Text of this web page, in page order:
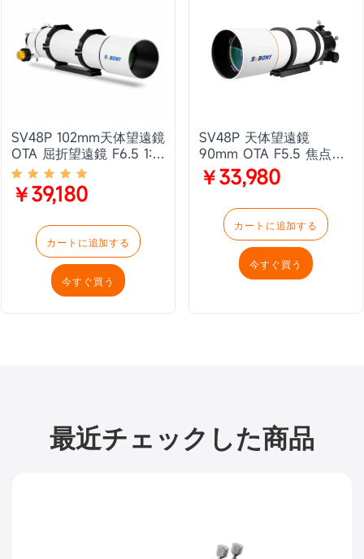
SV48P 102mm天体望遠鏡
OTA 屈折望遠鏡 F6.5 1:10
ギア比 AR反射防止コーテ
ィング デュアルスピード
フォーカシング天体観測
￥39,180
カートに追加する
今すぐ買う
SV48P 天体望遠鏡
90mm OTA F5.5 焦点距
離500mm FMC RAP倍速
フォーカサー 360°回転角
￥33,980
カートに追加する
今すぐ買う
最近チェックした商品